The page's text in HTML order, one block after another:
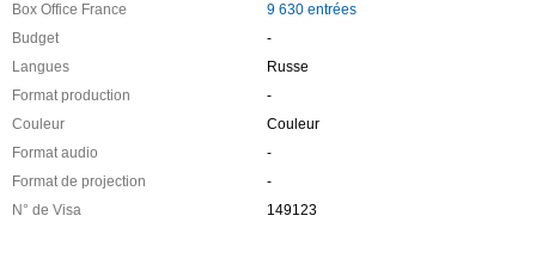
Box Office France
9 630 entrées
Budget
-
Langues
Russe
Format production
-
Couleur
Couleur
Format audio
-
Format de projection
-
N° de Visa
149123